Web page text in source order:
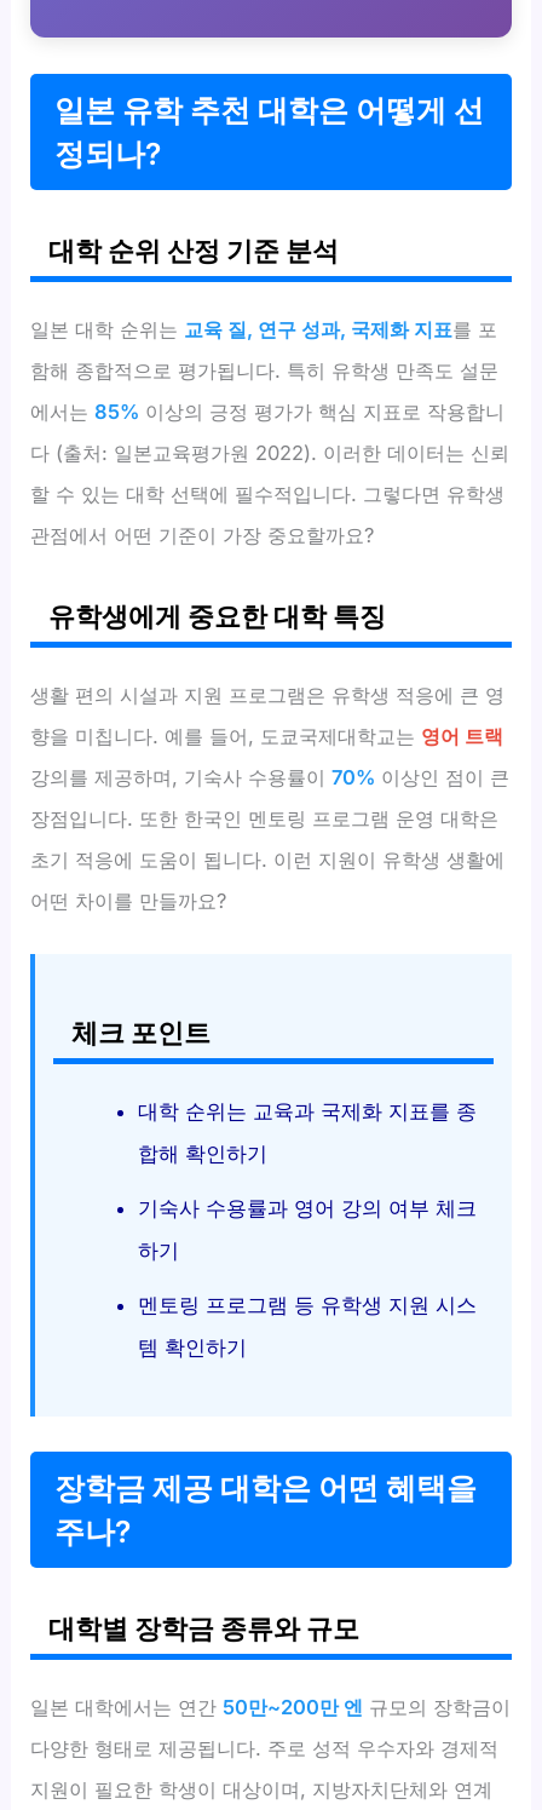
일본 유학 추천 대학은 어떻게 선
정되나?
대학 순위 산정 기준 분석
일본 대학 순위는 교육 질, 연구 성과, 국제화 지표를 포
함해 종합적으로 평가됩니다. 특히 유학생 만족도 설문
에서는85% 이상의 긍정 평가가 핵심 지표로 작용합니
다 (출처: 일본교육평가원 2022). 이러한 데이터는 신뢰
할 수 있는 대학 선택에 필수적입니다. 그렇다면 유학생
관점에서 어떤 기준이 가장 중요할까요?
유학생에게 중요한 대학 특징
생활 편의 시설과 지원 프로그램은 유학생 적응에 큰 영
향을 미칩니다. 예를 들어, 도쿄국제대학교는 영어 트랙
강의를 제공하며, 기숙사 수용률이70% 이상인 점이 큰
장점입니다. 또한 한국인 멘토링 프로그램 운영 대학은
초기 적응에 도움이 됩니다. 이런 지원이 유학생 생활에
어떤 차이를 만들까요?
체크 포인트
대학 순위는 교육과 국제화 지표를 종
합해 확인하기
기숙사 수용률과 영어 강의 여부 체크
하기
멘토링 프로그램 등 유학생 지원 시스
템 확인하기
장학금 제공 대학은 어떤 혜택을
주나?
대학별 장학금 종류와 규모
일본 대학에서는 연간 50만~200만 엔 규모의 장학금이
다양한 형태로 제공됩니다. 주로 성적 우수자와 경제적
지원이 필요한 학생이 대상이며, 지방자치단체와 연계